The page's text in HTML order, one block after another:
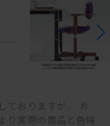
ておりますが、 お
り実際の商品と色味